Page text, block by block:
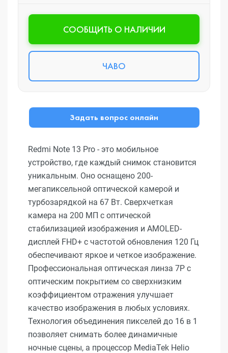
CООБЩИТЬ О НАЛИЧИИ
ЧАВО
Задать вопрос онлайн
Redmi Note 13 Pro - это мобильное
устройство, где каждый снимок становится
уникальным. Оно оснащено 200-
мегапиксельной оптической камерой и
турбозарядкой на 67 Вт. Сверхчеткая
камера на 200 МП с оптической
стабилизацией изображения и AMOLED-
дисплей FHD+ с частотой обновления 120 Гц
обеспечивают яркое и четкое изображение.
Профессиональная оптическая линза 7P с
оптическим покрытием со сверхнизким
коэффициентом отражения улучшает
качество изображения в любых условиях.
Технология объединения пикселей до 16 в 1
позволяет снимать более динамичные
ночные сцены, а процессор MediaTek Helio